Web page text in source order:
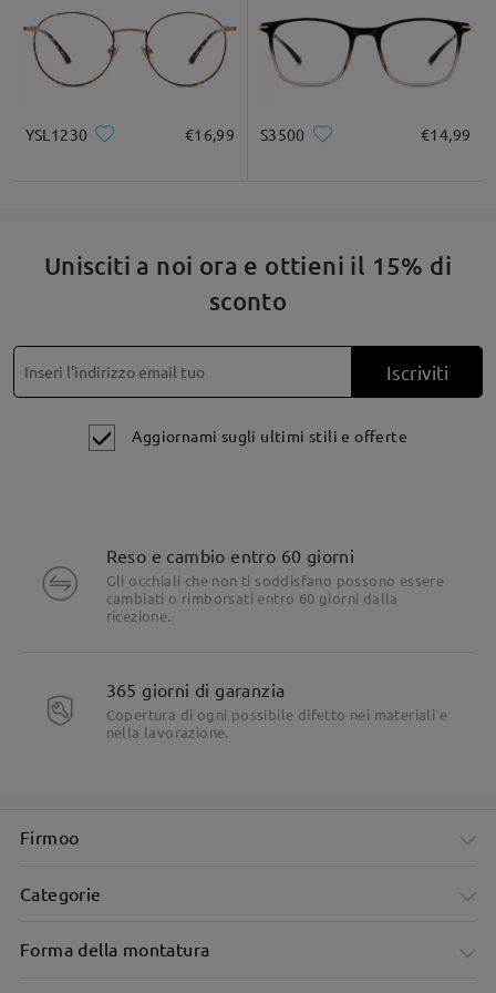
YSL1230 €16,99 S3500 €14,99
Unisciti a noi ora e ottieni il 15% di
sconto
Iscriviti
Aggiornami sugli ultimi stili e offerte
Reso e cambio entro 60 giorni
Gli occhiali che non ti soddisfano possono essere
cambiati o rimborsati entro 60 giorni dalla
ricezione.
365 giorni di garanzia
Copertura di ogni possibile difetto nei materiali e
nella lavorazione.
Firmoo
Categorie
Forma della montatura